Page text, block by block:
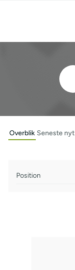
Overblik Seneste nyt
Position